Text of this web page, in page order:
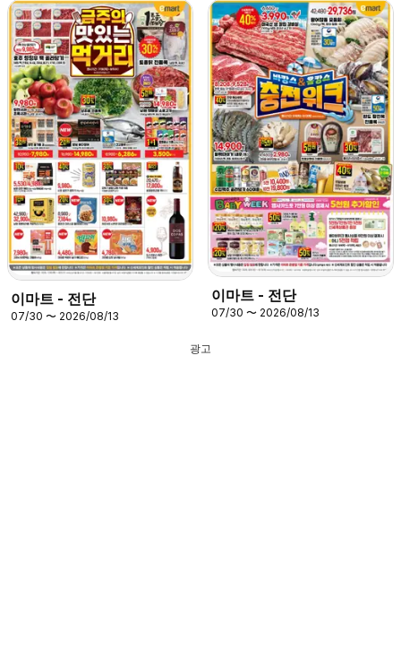
이마트 - 전단
07/30 〜 2026/08/13
이마트 - 전단
07/30 〜 2026/08/13
광고